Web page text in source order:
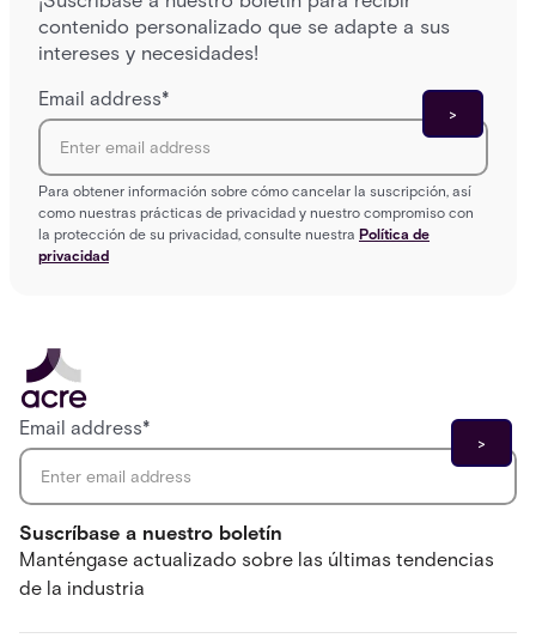
contenido personalizado que se adapte a sus
intereses y necesidades!
Email address*
Para obtener información sobre cómo cancelar la suscripción, así
como nuestras prácticas de privacidad y nuestro compromiso con
la protección de su privacidad, consulte nuestra Política de
privacidad
Suscríbase a nuestro boletín
Manténgase actualizado sobre las últimas tendencias
de la industria
Email address*